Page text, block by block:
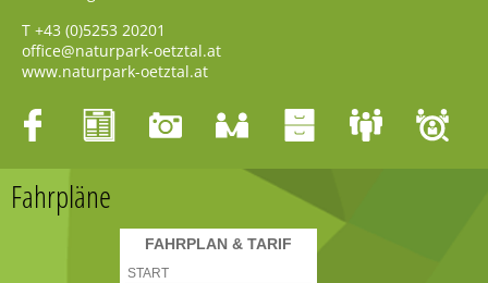
T +43 (0)5253 20201
office@naturpark-oetztal.at
www.naturpark-oetztal.at
Fahrpläne